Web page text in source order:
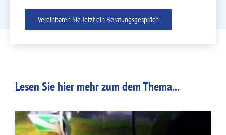
Vereinbaren Sie Jetzt ein Beratungsgespräch
Lesen Sie hier mehr zum dem Thema...